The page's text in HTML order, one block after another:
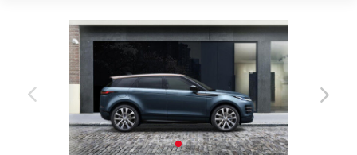
Акції %
Новини
Політика якості